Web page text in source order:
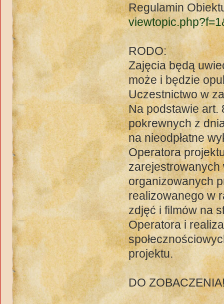
Regulamin
RODO:
Zajęcia będą
może i będzie
Uczestnictwo w
Na podstawie art.
pokrewnych z
na nieodpłatne
Operatora
zarejestrowanych
organizowanych
realizowanego w
zdjęć i filmów na
Operatora i
projektu.
DO